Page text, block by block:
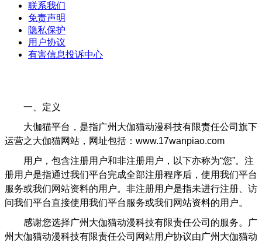
联系我们
免责声明
隐私保护
用户协议
有害信息投诉中心
一、定义
大伽猫平台，是指广州大伽猫动漫科技有限责任公司旗下
运营之大伽猫网站，网址包括：www.17wanpiao.com
用户，包含注册用户和非注册用户，以下亦称为“您”。注
册用户是指通过我们平台完成全部注册程序后，使用我们平台
服务或我们网站资料的用户。非注册用户是指未进行注册、访
问我们平台直接使用我们平台服务或我们网站资料的用户。
感谢您选择广州大伽猫动漫科技有限责任公司的服务。广
州大伽猫动漫科技有限责任公司网站用户协议由广州大伽猫动